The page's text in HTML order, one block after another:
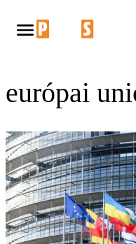
európai